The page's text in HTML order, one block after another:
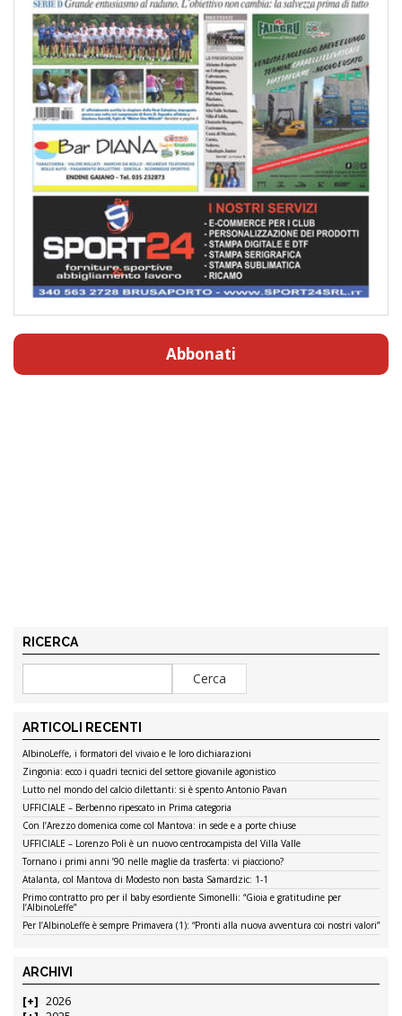
Abbonati
RICERCA
ARTICOLI RECENTI
AlbinoLeffe, i formatori del vivaio e le loro dichiarazioni
Zingonia: ecco i quadri tecnici del settore giovanile agonistico
Lutto nel mondo del calcio dilettanti: si è spento Antonio Pavan
UFFICIALE – Berbenno ripescato in Prima categoria
Con l’Arezzo domenica come col Mantova: in sede e a porte chiuse
UFFICIALE – Lorenzo Poli è un nuovo centrocampista del Villa Valle
Tornano i primi anni ’90 nelle maglie da trasferta: vi piacciono?
Atalanta, col Mantova di Modesto non basta Samardzic: 1-1
Primo contratto pro per il baby esordiente Simonelli: “Gioia e gratitudine per
l’AlbinoLeffe”
Per l’AlbinoLeffe è sempre Primavera (1): “Pronti alla nuova avventura coi nostri valori”
ARCHIVI
2026